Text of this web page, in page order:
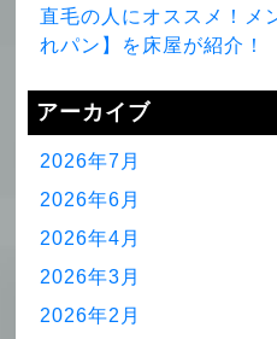
直毛の人にオススメ！メ
れパン】を床屋が紹介！
アーカイブ
2026年7月
2026年6月
2026年4月
2026年3月
2026年2月